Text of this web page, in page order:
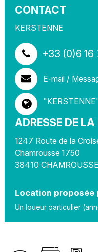
CONTACT
KERSTENNE
+33 (0)6 16
E-mail /
ADRESSE DE
1247 Route de la
Chamrousse 1750
38410 CHAMROUSSE
Location proposée
Un loueur particulier